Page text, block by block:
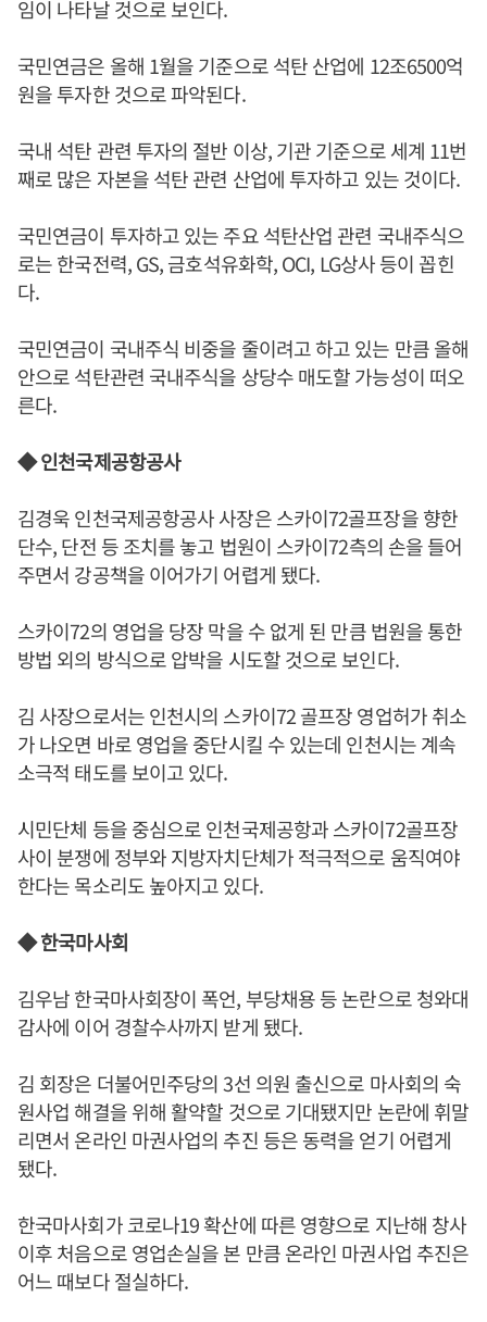
임이 나타날 것으로 보인다.
국민연금은 올해 1월을 기준으로 석탄 산업에 12조6500억
원을 투자한 것으로 파악된다.
국내 석탄 관련 투자의 절반 이상, 기관 기준으로 세계 11번
째로 많은 자본을 석탄 관련 산업에 투자하고 있는 것이다.
국민연금이 투자하고 있는 주요 석탄산업 관련 국내주식으
로는 한국전력, GS, 금호석유화학, OCI, LG상사 등이 꼽힌
다.
국민연금이 국내주식 비중을 줄이려고 하고 있는 만큼 올해
안으로 석탄관련 국내주식을 상당수 매도할 가능성이 떠오
른다.
◆ 인천국제공항공사
김경욱 인천국제공항공사 사장은 스카이72골프장을 향한
단수, 단전 등 조치를 놓고 법원이 스카이72측의 손을 들어
주면서 강공책을 이어가기 어렵게 됐다.
스카이72의 영업을 당장 막을 수 없게 된 만큼 법원을 통한
방법 외의 방식으로 압박을 시도할 것으로 보인다.
김 사장으로서는 인천시의 스카이72 골프장 영업허가 취소
가 나오면 바로 영업을 중단시킬 수 있는데 인천시는 계속
소극적 태도를 보이고 있다.
시민단체 등을 중심으로 인천국제공항과 스카이72골프장
사이 분쟁에 정부와 지방자치단체가 적극적으로 움직여야
한다는 목소리도 높아지고 있다.
◆ 한국마사회
김우남 한국마사회장이 폭언, 부당채용 등 논란으로 청와대
감사에 이어 경찰수사까지 받게 됐다.
김 회장은 더불어민주당의 3선 의원 출신으로 마사회의 숙
원사업 해결을 위해 활약할 것으로 기대됐지만 논란에 휘말
리면서 온라인 마권사업의 추진 등은 동력을 얻기 어렵게
됐다.
한국마사회가 코로나19 확산에 따른 영향으로 지난해 창사
이후 처음으로 영업손실을 본 만큼 온라인 마권사업 추진은
어느 때보다 절실하다.